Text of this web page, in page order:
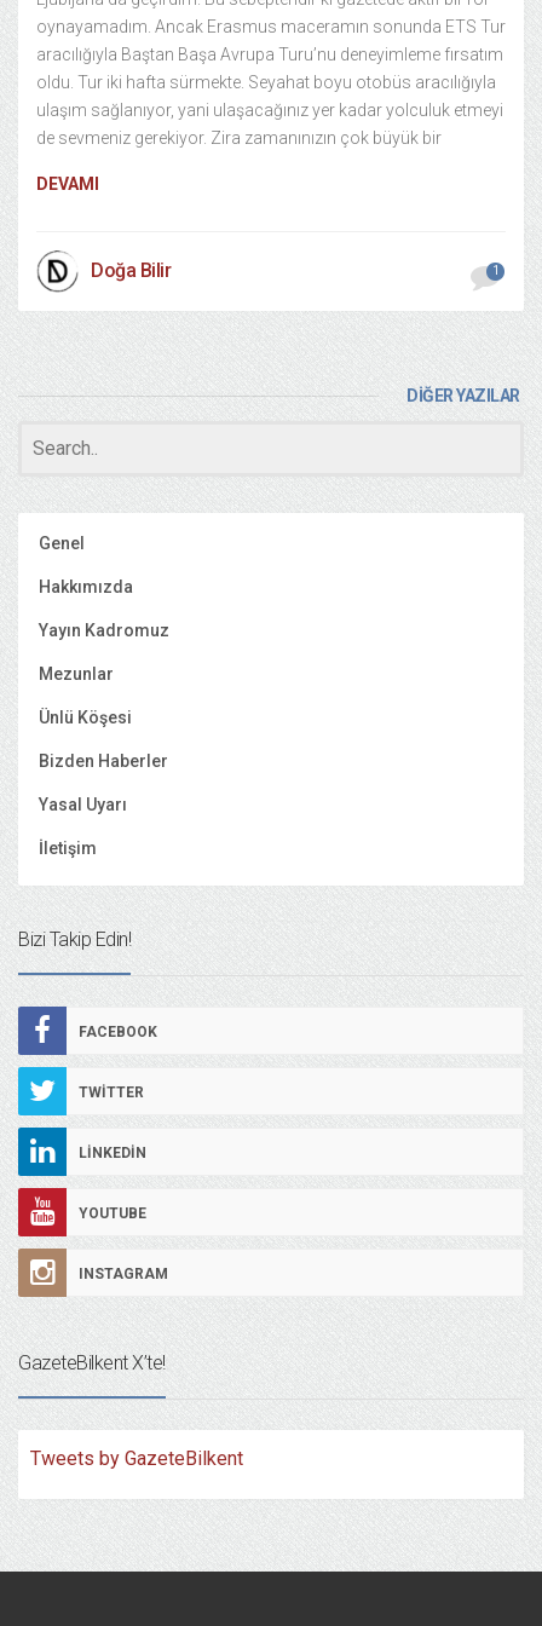
oynayamadım. Ancak Erasmus maceramın sonunda ETS Tur
aracılığıyla Baştan Başa Avrupa Turu’nu deneyimleme fırsatım
oldu. Tur iki hafta sürmekte. Seyahat boyu otobüs aracılığıyla
ulaşım sağlanıyor, yani ulaşacağınız yer kadar yolculuk etmeyi
de sevmeniz gerekiyor. Zira zamanınızın çok büyük bir
DEVAMI
Doğa Bilir 1
DİĞER YAZILAR
Genel
Hakkımızda
Yayın Kadromuz
Mezunlar
Ünlü Köşesi
Bizden Haberler
Yasal Uyarı
İletişim
Bizi Takip Edin!
FACEBOOK
TWITTER
LINKEDIN
YOUTUBE
INSTAGRAM
GazeteBilkent X’te!
Tweets by GazeteBilkent